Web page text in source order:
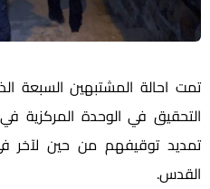
تمت احالة المشتبهين السبعة
التحقيق في الوحدة المركزية
تمديد توقيفهم من حين لآخر
القدس.